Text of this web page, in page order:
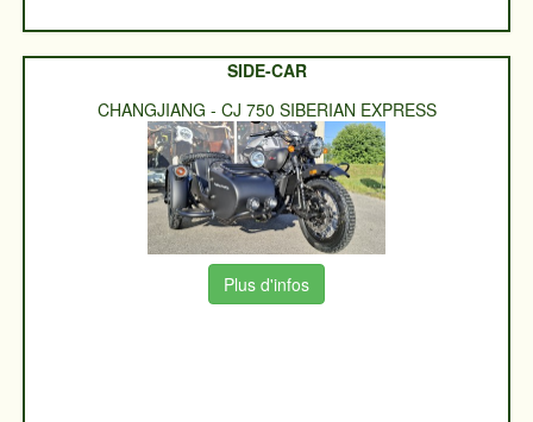
SIDE-CAR
CHANGJIANG - CJ 750 SIBERIAN EXPRESS
Plus d'infos